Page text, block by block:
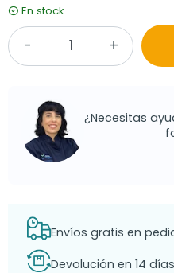
En stock
¿Necesitas
Envíos gratis en
Devolución en 14